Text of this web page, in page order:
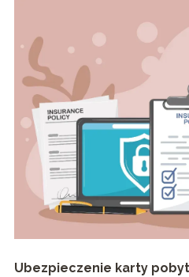
Ubezpieczenie karty